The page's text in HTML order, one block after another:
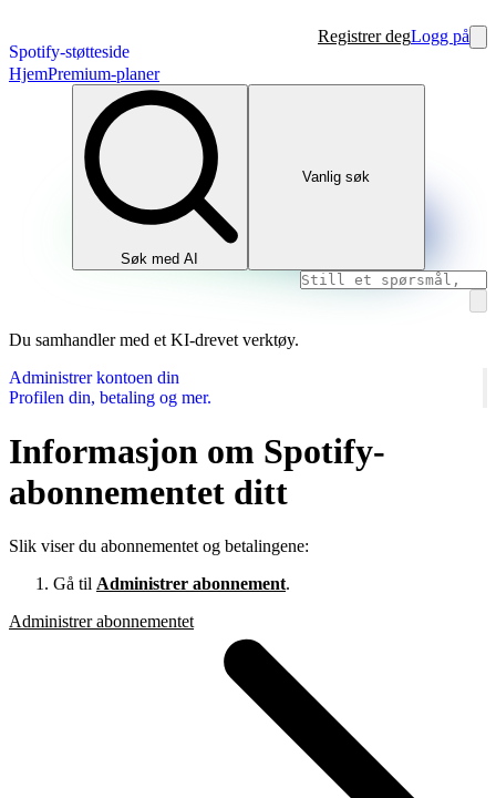
Spotify-støtteside
Registrer degLogg på
HjemPremium-planer
Søk med AI
Vanlig søk
Du samhandler med et KI-drevet verktøy.
Administrer kontoen din
Profilen din, betaling og mer.
Informasjon om Spotify-
abonnementet ditt
Slik viser du abonnementet og betalingene:
Gå til Administrer abonnement.
Administrer abonnementet